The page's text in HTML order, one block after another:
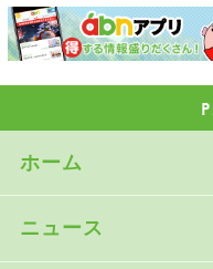
ホーム
ニュース